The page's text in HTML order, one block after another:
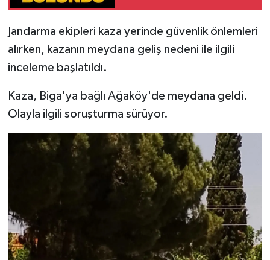
Jandarma ekipleri kaza yerinde güvenlik önlemleri
alırken, kazanın meydana geliş nedeni ile ilgili
inceleme başlatıldı.
Kaza, Biga'ya bağlı Ağaköy'de meydana geldi.
Olayla ilgili soruşturma sürüyor.